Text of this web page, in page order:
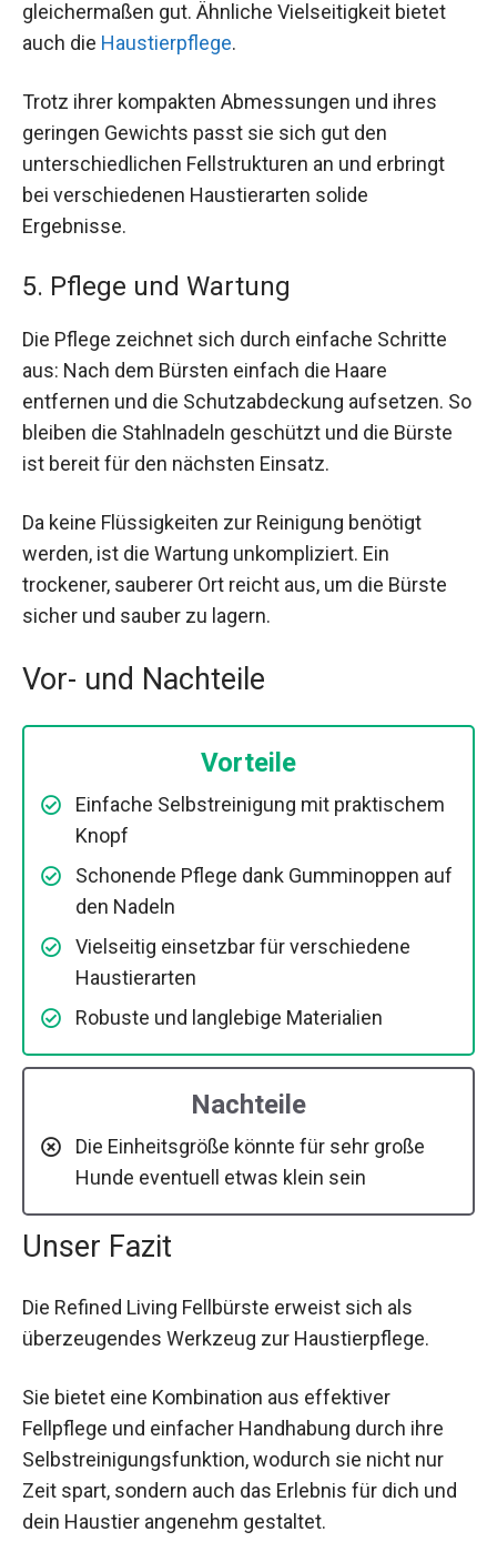
gleichermaßen gut. Ähnliche Vielseitigkeit bietet
auch die Haustierpflege.
Trotz ihrer kompakten Abmessungen und ihres
geringen Gewichts passt sie sich gut den
unterschiedlichen Fellstrukturen an und erbringt
bei verschiedenen Haustierarten solide
Ergebnisse.
5. Pflege und Wartung
Die Pflege zeichnet sich durch einfache Schritte
aus: Nach dem Bürsten einfach die Haare
entfernen und die Schutzabdeckung aufsetzen. So
bleiben die Stahlnadeln geschützt und die Bürste
ist bereit für den nächsten Einsatz.
Da keine Flüssigkeiten zur Reinigung benötigt
werden, ist die Wartung unkompliziert. Ein
trockener, sauberer Ort reicht aus, um die Bürste
sicher und sauber zu lagern.
Vor- und Nachteile
Vorteile
Einfache Selbstreinigung mit praktischem
Knopf
Schonende Pflege dank Gumminoppen auf
den Nadeln
Vielseitig einsetzbar für verschiedene
Haustierarten
Robuste und langlebige Materialien
Nachteile
Die Einheitsgröße könnte für sehr große
Hunde eventuell etwas klein sein
Unser Fazit
Die Refined Living Fellbürste erweist sich als
überzeugendes Werkzeug zur Haustierpflege.
Sie bietet eine Kombination aus effektiver
Fellpflege und einfacher Handhabung durch ihre
Selbstreinigungsfunktion, wodurch sie nicht nur
Zeit spart, sondern auch das Erlebnis für dich und
dein Haustier angenehm gestaltet.